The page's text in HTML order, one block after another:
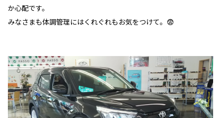
か心配です。
みなさまも体調管理にはくれぐれもお気をつけて。😨